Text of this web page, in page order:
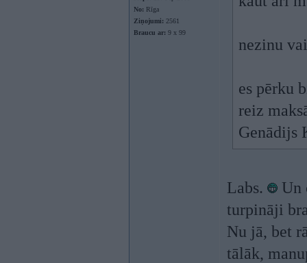
No: Rīga
Ziņojumi: 2561
Braucu ar: 9 x 99
nezinu
es pērku
reiz
Genādijs
Labs.
Un
turpināji
Nu jā, bet
tālāk,